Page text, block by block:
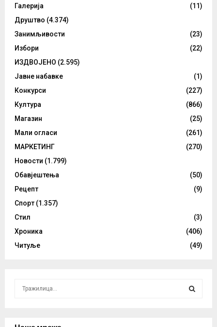
Галерија
(11)
Друштво (4.374)
Занимљивости
(23)
Избори
(22)
ИЗДВОЈЕНО (2.595)
Јавне набавке
(1)
Конкурси
(227)
Култура
(866)
Магазин
(25)
Мали огласи
(261)
МАРКЕТИНГ
(270)
Новости (1.799)
Обавјештења
(50)
Рецепт
(9)
Спорт (1.357)
Стил
(3)
Хроника
(406)
Читуље
(49)
c